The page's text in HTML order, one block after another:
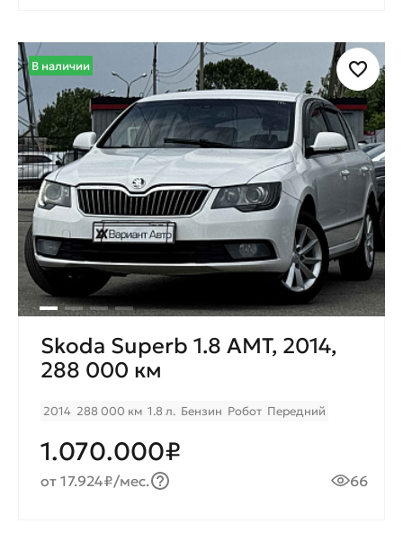
В наличии
Skoda Superb 1.8 AMT, 2014,
288 000 км
2014 288 000 км 1.8 л. Бензин Робот Передний
1.070.000₽
от 17.924₽/мес. 66